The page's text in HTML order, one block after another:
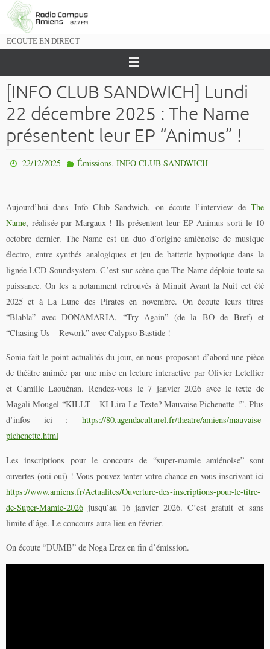
Passer
vers
ECOUTE EN DIRECT
[INFO CLUB SANDWICH] Lundi
22 décembre 2025 : The Name
présentent leur EP “Animus” !
22/12/2025 Émissions, INFO CLUB SANDWICH
Aujourd’hui dans Info Club Sandwich, on écoute l’interview de The
Name, réalisée par Margaux ! Ils présentent leur EP Animus sorti le 10
octobre dernier. The Name est un duo d’origine amiénoise de musique
électro, entre synthés analogiques et jeu de batterie hypnotique dans la
lignée LCD Soundsystem. C’est sur scène que The Name déploie toute sa
puissance. On les a notamment retrouvés à Minuit Avant la Nuit cet été
2025 et à La Lune des Pirates en novembre. On écoute leurs titres
“Blabla” avec DONAMARIA, “Try Again” (de la BO de Bref) et
“Chasing Us – Rework” avec Calypso Bastide !
Sonia fait le point actualités du jour, en nous proposant d’abord une pièce
de théâtre animée par une mise en lecture interactive par Olivier Letellier
et Camille Laouénan. Rendez-vous le 7 janvier 2026 avec le texte de
Magali Mougel “KILLT – KI Lira Le Texte? Mauvaise Pichenette !”. Plus
d’infos ici : https://80.agendaculturel.fr/theatre/amiens/mauvaise-
pichenette.html
Les inscriptions pour le concours de “super-mamie amiénoise” sont
ouvertes (oui oui) ! Vous pouvez tenter votre chance en vous inscrivant ici
https://www.amiens.fr/Actualites/Ouverture-des-inscriptions-pour-le-titre-
de-Super-Mamie-2026 jusqu’au 16 janvier 2026. C’est gratuit et sans
limite d’âge. Le concours aura lieu en février.
On écoute “DUMB” de Noga Erez en fin d’émission.